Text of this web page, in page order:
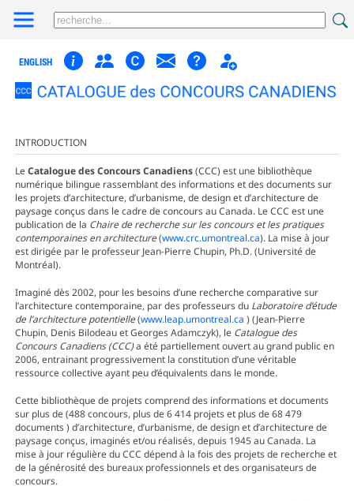
ENGLISH
INTRODUCTION
LeCatalogue des Concours Canadiens(CCC) est une bibliothèque
numérique bilingue rassemblant des informations et des documents sur
les projets d’architecture, d’urbanisme, de design et d’architecture de
paysage conçus dans le cadre de concours au Canada. Le CCC est une
publication de la Chaire de recherche sur les concours et les pratiques
contemporaines en architecture(www.crc.umontreal.ca). La mise à jour
est dirigée par le professeur Jean-Pierre Chupin, Ph.D. (Université de
Montréal).
Imaginé dès 2002, pour les besoins d’une recherche comparative sur
l’architecture contemporaine, par des professeurs du Laboratoire d’étude
de l’architecture potentielle(www.leap.umontreal.ca ) (Jean-Pierre
Chupin, Denis Bilodeau et Georges Adamczyk), le Catalogue des
Concours Canadiens (CCC)a été partiellement ouvert au grand public en
2006, entrainant progressivement la constitution d’une véritable
ressource collective ayant peu d’équivalents dans le monde.
Cette bibliothèque de projets comprend des informations et documents
sur plus de (488 concours, plus de 6 414 projets et plus de 68 479
documents ) d’architecture, d’urbanisme, de design et d’architecture de
paysage conçus, imaginés et/ou réalisés, depuis 1945 au Canada. La
mise à jour régulière du CCC dépend à la fois des projets de recherche et
de la générosité des bureaux professionnels et des organisateurs de
concours.